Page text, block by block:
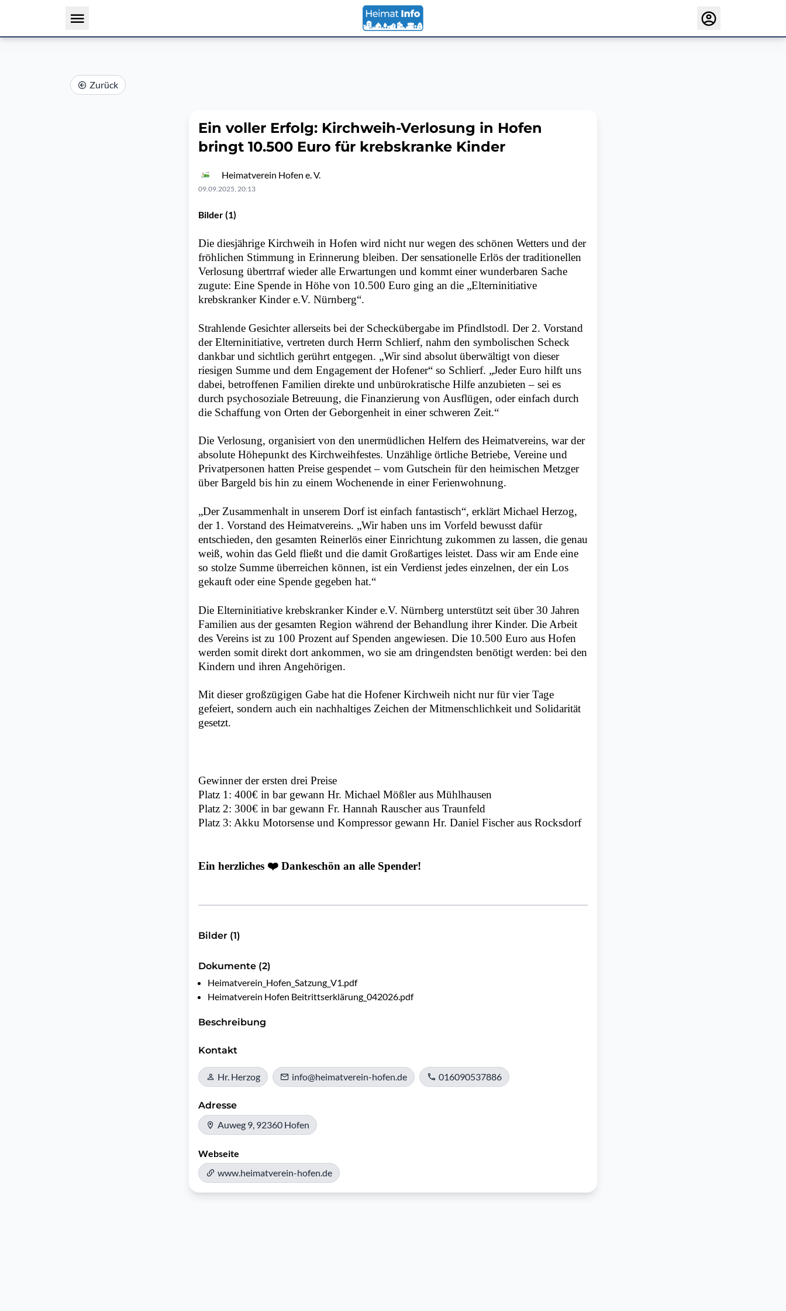
Zurück
Ein voller Erfolg: Kirchweih-Verlosung in Hofen
bringt 10.500 Euro für krebskranke Kinder
Heimatverein Hofen e. V.
09.09.2025, 20:13
Bilder (1)
Die diesjährige Kirchweih in Hofen wird nicht nur wegen des schönen Wetters und der
fröhlichen Stimmung in Erinnerung bleiben. Der sensationelle Erlös der traditionellen
Verlosung übertrraf wieder alle Erwartungen und kommt einer wunderbaren Sache
zugute: Eine Spende in Höhe von 10.500 Euro ging an die „Elterninitiative
krebskranker Kinder e.V. Nürnberg“.
Strahlende Gesichter allerseits bei der Scheckübergabe im Pfindlstodl. Der 2. Vorstand
der Elterninitiative, vertreten durch Herrn Schlierf, nahm den symbolischen Scheck
dankbar und sichtlich gerührt entgegen. „Wir sind absolut überwältigt von dieser
riesigen Summe und dem Engagement der Hofener“ so Schlierf. „Jeder Euro hilft uns
dabei, betroffenen Familien direkte und unbürokratische Hilfe anzubieten – sei es
durch psychosoziale Betreuung, die Finanzierung von Ausflügen, oder einfach durch
die Schaffung von Orten der Geborgenheit in einer schweren Zeit.“
Die Verlosung, organisiert von den unermüdlichen Helfern des Heimatvereins, war der
absolute Höhepunkt des Kirchweihfestes. Unzählige örtliche Betriebe, Vereine und
Privatpersonen hatten Preise gespendet – vom Gutschein für den heimischen Metzger
über Bargeld bis hin zu einem Wochenende in einer Ferienwohnung.
„Der Zusammenhalt in unserem Dorf ist einfach fantastisch“, erklärt Michael Herzog,
der 1. Vorstand des Heimatvereins. „Wir haben uns im Vorfeld bewusst dafür
entschieden, den gesamten Reinerlös einer Einrichtung zukommen zu lassen, die genau
weiß, wohin das Geld fließt und die damit Großartiges leistet. Dass wir am Ende eine
so stolze Summe überreichen können, ist ein Verdienst jedes einzelnen, der ein Los
gekauft oder eine Spende gegeben hat.“
Die Elterninitiative krebskranker Kinder e.V. Nürnberg unterstützt seit über 30 Jahren
Familien aus der gesamten Region während der Behandlung ihrer Kinder. Die Arbeit
des Vereins ist zu 100 Prozent auf Spenden angewiesen. Die 10.500 Euro aus Hofen
werden somit direkt dort ankommen, wo sie am dringendsten benötigt werden: bei den
Kindern und ihren Angehörigen.
Mit dieser großzügigen Gabe hat die Hofener Kirchweih nicht nur für vier Tage
gefeiert, sondern auch ein nachhaltiges Zeichen der Mitmenschlichkeit und Solidarität
gesetzt.
Gewinner der ersten drei Preise
Platz 1: 400€ in bar gewann Hr. Michael Mößler aus Mühlhausen
Platz 2: 300€ in bar gewann Fr. Hannah Rauscher aus Traunfeld
Platz 3: Akku Motorsense und Kompressor gewann Hr. Daniel Fischer aus Rocksdorf
Ein herzliches ❤️ Dankeschön an alle Spender!
Bilder (1)
Dokumente (2)
Heimatverein_Hofen_Satzung_V1.pdf
Heimatverein Hofen Beitrittserklärung_042026.pdf
Beschreibung
Kontakt
Hr. Herzog info@heimatverein-hofen.de 016090537886
Adresse
Auweg 9, 92360 Hofen
Webseite
www.heimatverein-hofen.de